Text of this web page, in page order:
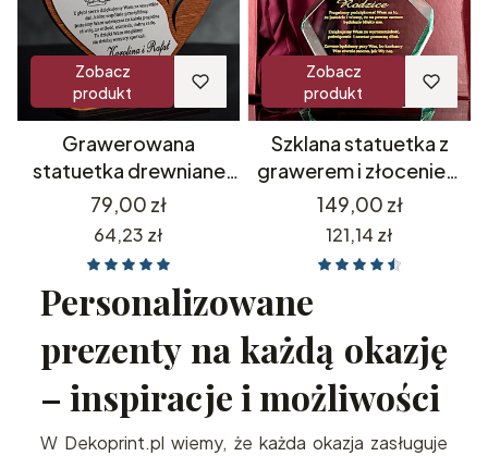
Zobacz
produkt
Grawerowana
statuetka drewniane
serce z zegarkiem
prezent dla rodziców
Prezent na Walentynki
Cena
79,00 zł
Cena
64,23 zł
Zobacz
produkt
Szklana statuetka z
grawerem i złoceniem
podziękowania dla
rodziców prezent na 18
20 25 30 35 40 45 50
55 60 65 70 75 80 85 90
95 100 urodziny
jubileusz rocznica
rodziców dziadków
Cena
149,00 zł
Cena
121,14 zł
Personalizowane
prezenty na każdą okazję
– inspiracje i możliwości
W Dekoprint.pl wiemy, że każda okazja zasługuje